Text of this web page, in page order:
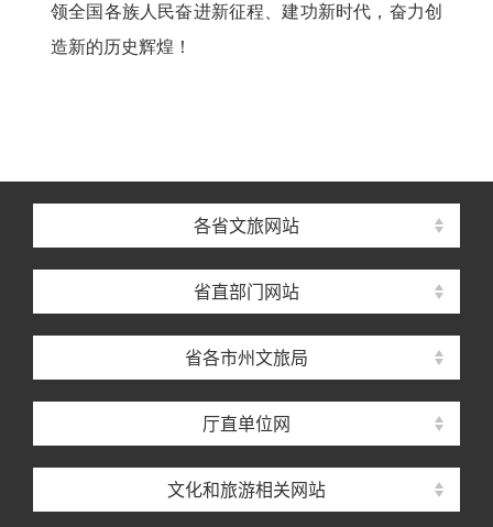
领全国各族人民奋进新征程、建功新时代，奋力创
造新的历史辉煌！
各省文旅网站
省直部门网站
省各市州文旅局
厅直单位网
文化和旅游相关网站